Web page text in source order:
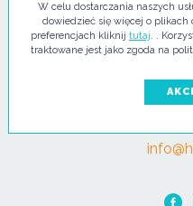
kom:+48
pon. -
W celu dostarczania naszych
dowiedzieć się więcej o plikach
preferencjach kliknij tutaj. .
traktowane jest jako zgoda na